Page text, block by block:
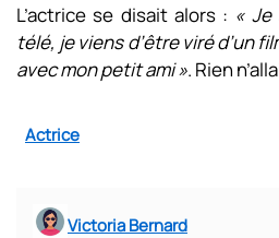
L’actrice se disait alors : « Je
télé, je viens d’être viré d’un
avec mon petit ami ». Rien
Actrice
Victoria Bernard